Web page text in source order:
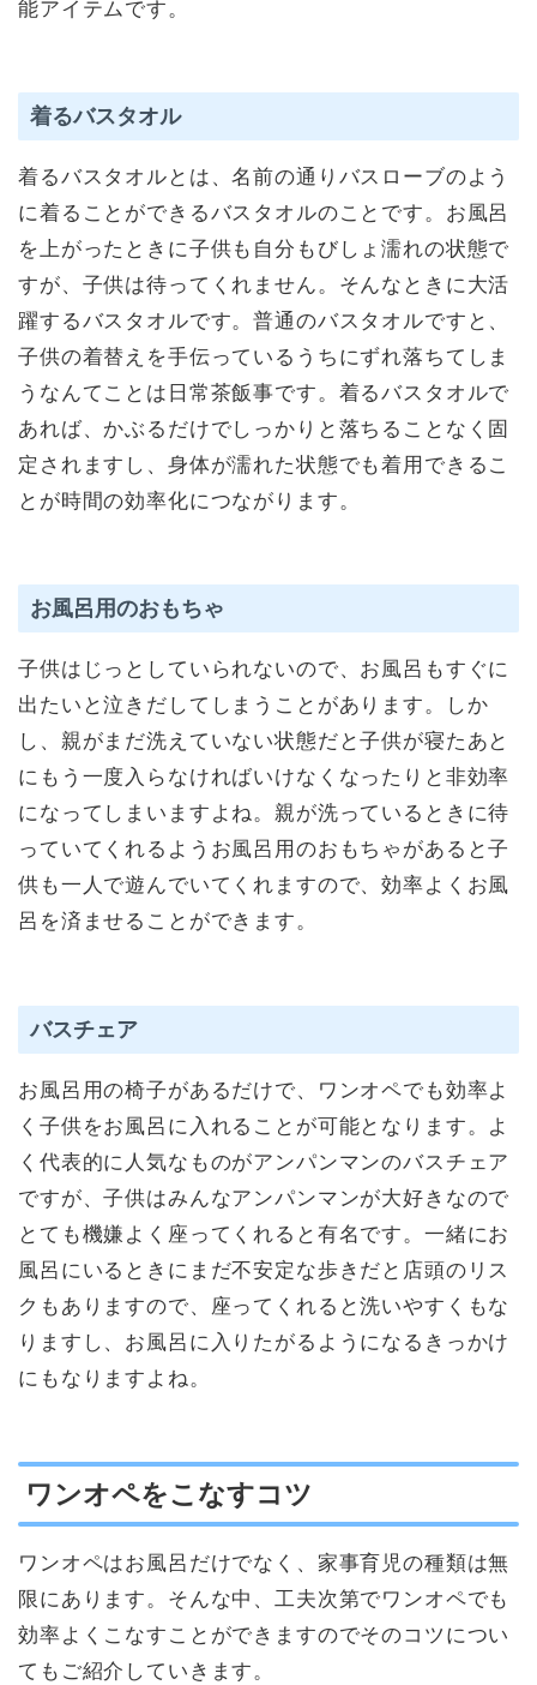
能アイテムです。
着るバスタオル
着るバスタオルとは、名前の通りバスローブのよう
に着ることができるバスタオルのことです。お風呂
を上がったときに子供も自分もびしょ濡れの状態で
すが、子供は待ってくれません。そんなときに大活
躍するバスタオルです。普通のバスタオルですと、
子供の着替えを手伝っているうちにずれ落ちてしま
うなんてことは日常茶飯事です。着るバスタオルで
あれば、かぶるだけでしっかりと落ちることなく固
定されますし、身体が濡れた状態でも着用できるこ
とが時間の効率化につながります。
お風呂用のおもちゃ
子供はじっとしていられないので、お風呂もすぐに
出たいと泣きだしてしまうことがあります。しか
し、親がまだ洗えていない状態だと子供が寝たあと
にもう一度入らなければいけなくなったりと非効率
になってしまいますよね。親が洗っているときに待
っていてくれるようお風呂用のおもちゃがあると子
供も一人で遊んでいてくれますので、効率よくお風
呂を済ませることができます。
バスチェア
お風呂用の椅子があるだけで、ワンオペでも効率よ
く子供をお風呂に入れることが可能となります。よ
く代表的に人気なものがアンパンマンのバスチェア
ですが、子供はみんなアンパンマンが大好きなので
とても機嫌よく座ってくれると有名です。一緒にお
風呂にいるときにまだ不安定な歩きだと店頭のリス
クもありますので、座ってくれると洗いやすくもな
りますし、お風呂に入りたがるようになるきっかけ
にもなりますよね。
ワンオペをこなすコツ
ワンオペはお風呂だけでなく、家事育児の種類は無
限にあります。そんな中、工夫次第でワンオペでも
効率よくこなすことができますのでそのコツについ
てもご紹介していきます。